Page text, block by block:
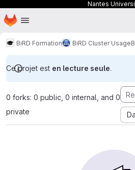
Nantes
Passer au contenu principal
Page d'accueil
BiRD Formation BiRD Cluster Usage
Ce projet est en lecture seule.
0 forks: 0 public, 0 internal, and 0
private